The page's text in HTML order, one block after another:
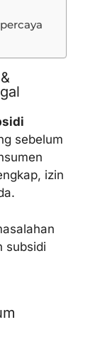
sebelum
izin
subsidi